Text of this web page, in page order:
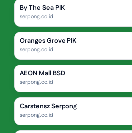
By The Sea PIK
serpong.co.id
Oranges Grove PIK
serpong.co.id
AEON Mall BSD
serpong.co.id
Carstensz Serpong
serpong.co.id